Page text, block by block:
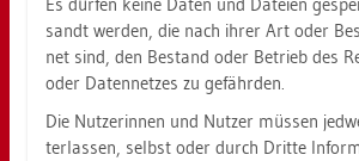
sandt wer­den, die nach ihrer Art oder
net sind, den Be­stand oder Be­trieb des
oder Da­ten­net­zes zu ge­fähr­den.
Die Nut­ze­rin­nen und Nut­zer müs­sen
ter­las­sen, selbst oder durch Drit­te